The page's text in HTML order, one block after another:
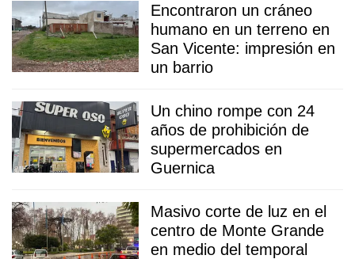
Encontraron un cráneo
humano en un terreno en
San Vicente: impresión en
un barrio
Un chino rompe con 24
años de prohibición de
supermercados en
Guernica
Masivo corte de luz en el
centro de Monte Grande
en medio del temporal